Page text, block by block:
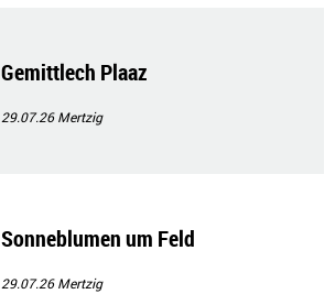
Gemittlech Plaaz
29.07.26Mertzig
Sonneblumen um Feld
29.07.26Mertzig